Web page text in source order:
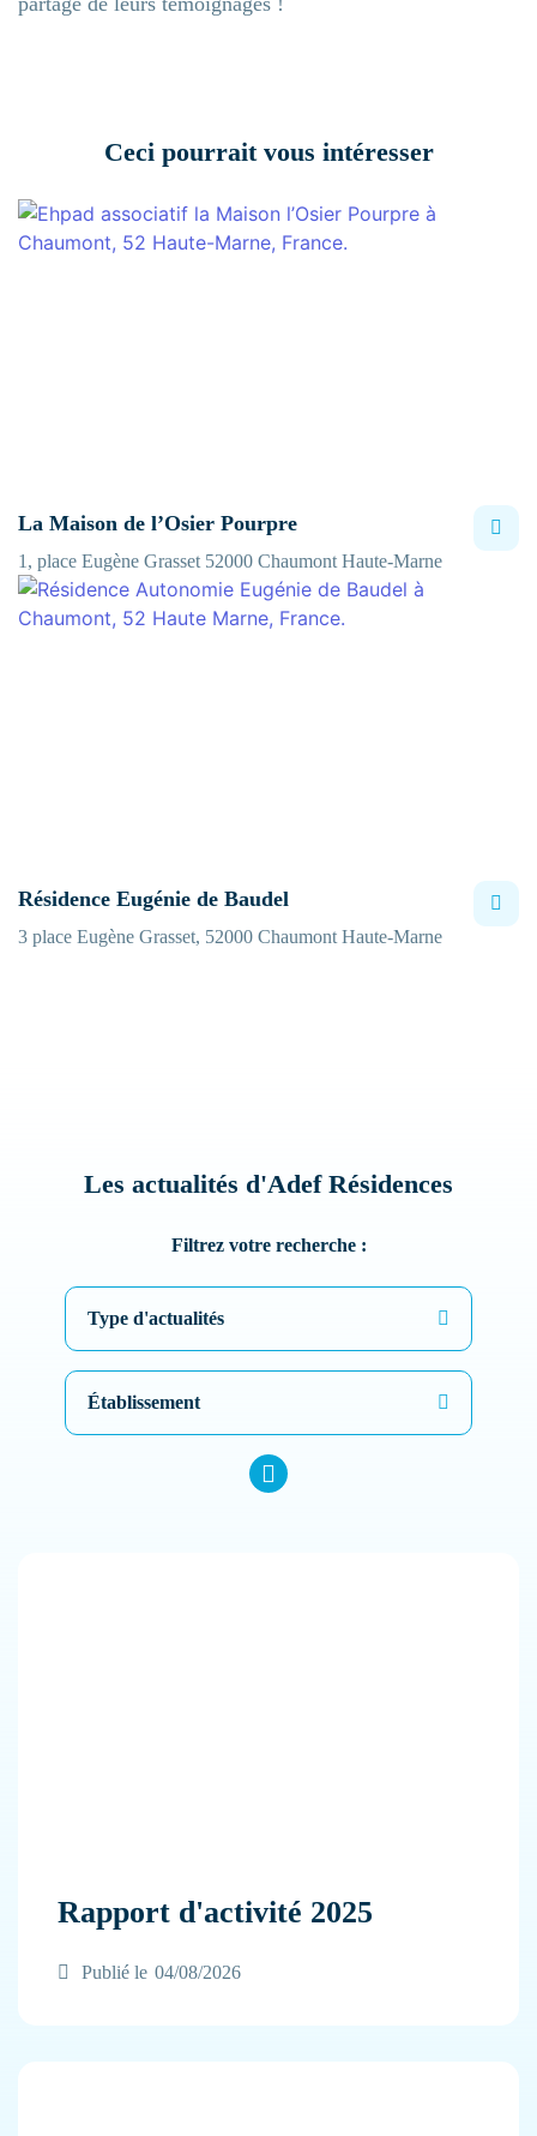
Ceci pourrait vous intéresser
La Maison de l’Osier Pourpre
1, place Eugène Grasset 52000 Chaumont Haute-Marne
Résidence Eugénie de Baudel
3 place Eugène Grasset, 52000 Chaumont Haute-Marne
Les actualités d'Adef Résidences
Filtrez votre recherche :
Type d'actualités
Établissement
Rapport d'activité 2025
Publié le 04/08/2026